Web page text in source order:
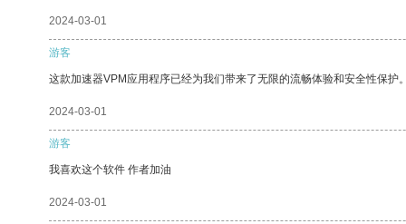
2024-03-01
游客
这款加速器VPM应用程序已经为我们带来了无限的流畅体验和安全性保护
2024-03-01
游客
我喜欢这个软件 作者加油
2024-03-01